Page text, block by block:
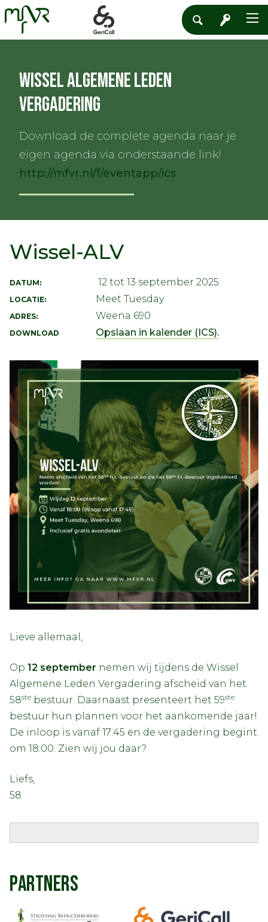
Wissel Algemene Leden
Vergadering
Download de complete agenda naar je
eigen agenda via onderstaande link!
http://mfvr.nl/f/eventapp/ics
Wissel-ALV
DATUM: 12 tot 13 september 2025
LOCATIE: Meet Tuesday
ADRES: Weena 690
DOWNLOAD Opslaan in kalender (ICS).
Lieve allemaal,
Op 12 september nemen wij tijdens de Wissel
Algemene Leden Vergadering afscheid van het
58ste bestuur. Daarnaast presenteert het 59ste
bestuur hun plannen voor het aankomende jaar!
De inloop is vanaf 17:45 en de vergadering begint
om 18:00. Zien wij jou daar?
Liefs,
58
PARTNERS